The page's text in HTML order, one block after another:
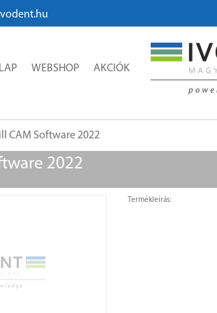
WEBSHOP AKCIÓK
CAM Software 2022
2022
Termékleírás: